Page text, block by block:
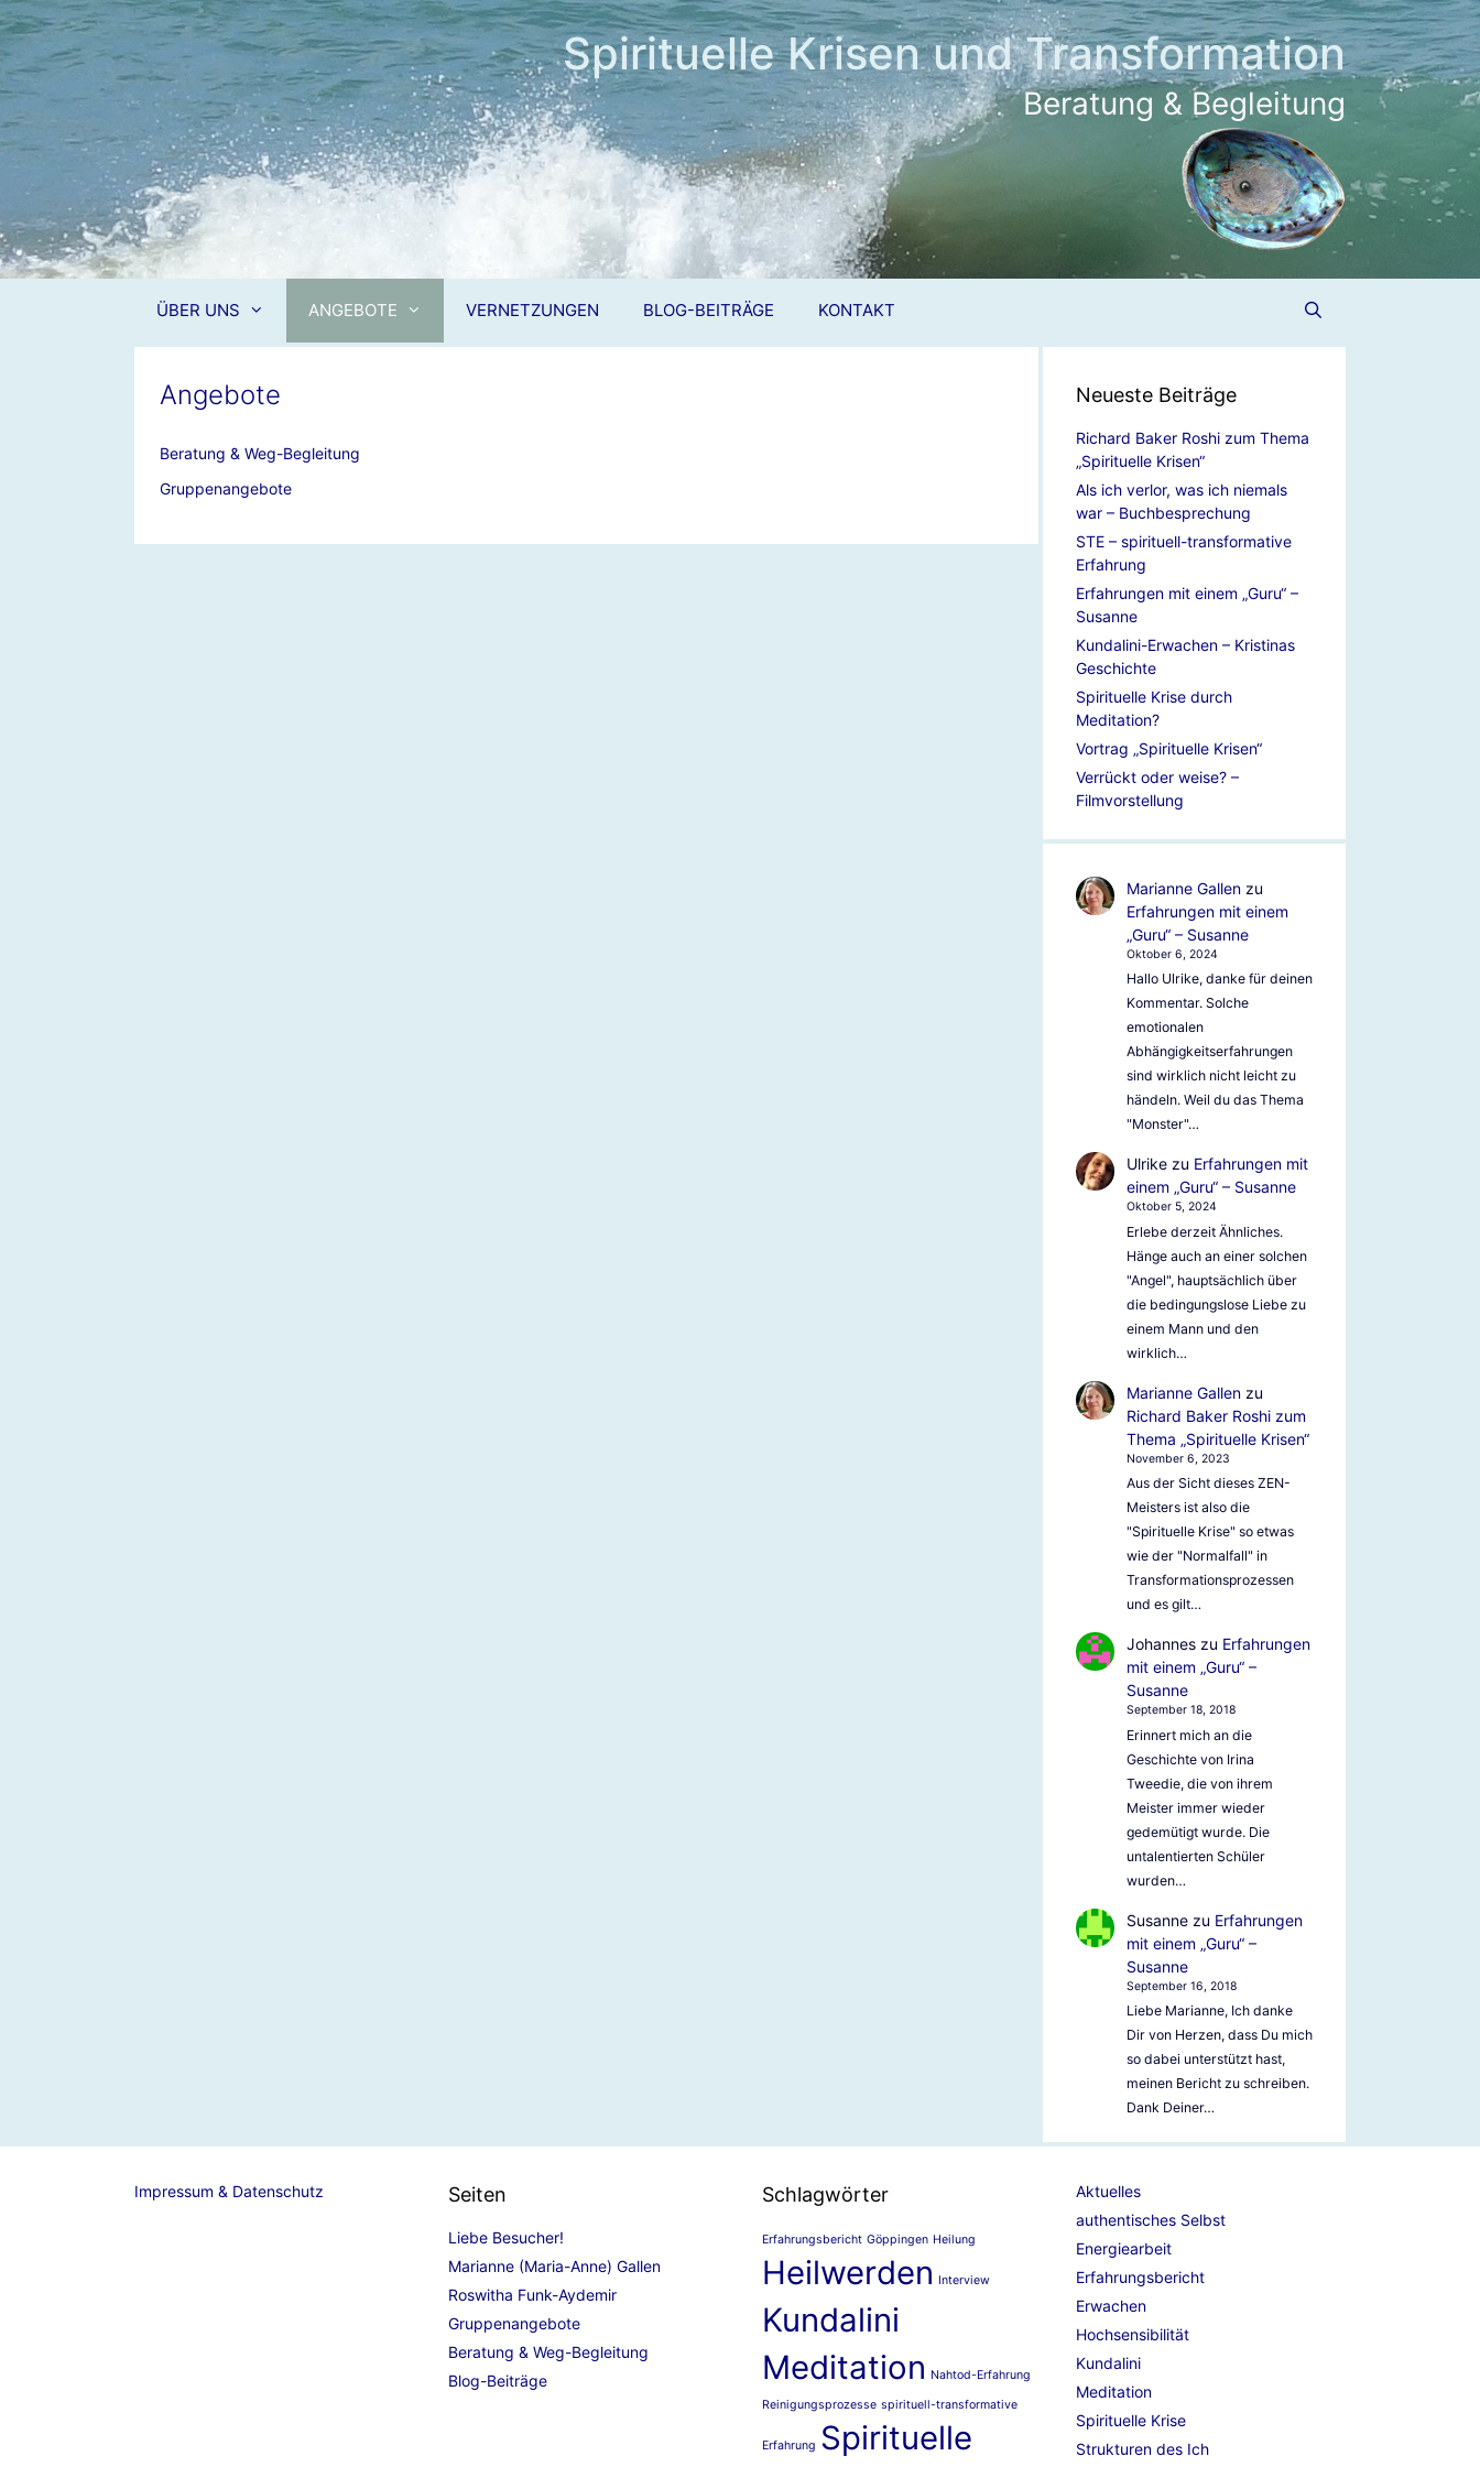
Zum
Inhalt
springen
Spirituelle Krisen und Transformation
Beratung & Begleitung
ÜBER UNS ANGEBOTE VERNETZUNGEN BLOG-BEITRÄGE KONTAKT
Angebote
Beratung & Weg-Begleitung
Gruppenangebote
Neueste Beiträge
Richard Baker Roshi zum Thema
„Spirituelle Krisen“
Als ich verlor, was ich niemals
war – Buchbesprechung
STE – spirituell-transformative
Erfahrung
Erfahrungen mit einem „Guru“ –
Susanne
Kundalini-Erwachen – Kristinas
Geschichte
Spirituelle Krise durch
Meditation?
Vortrag „Spirituelle Krisen“
Verrückt oder weise? –
Filmvorstellung
Marianne Gallenzu
Erfahrungen mit einem
„Guru“ – Susanne
Oktober 6, 2024
Hallo Ulrike, danke für deinen
Kommentar. Solche
emotionalen
Abhängigkeitserfahrungen
sind wirklich nicht leicht zu
händeln. Weil du das Thema
"Monster"…
Ulrikezu Erfahrungen mit
einem „Guru“ – Susanne
Oktober 5, 2024
Erlebe derzeit Ähnliches.
Hänge auch an einer solchen
"Angel", hauptsächlich über
die bedingungslose Liebe zu
einem Mann und den
wirklich…
Marianne Gallenzu
Richard Baker Roshi zum
Thema „Spirituelle Krisen“
November 6, 2023
Aus der Sicht dieses ZEN-
Meisters ist also die
"Spirituelle Krise" so etwas
wie der "Normalfall" in
Transformationsprozessen
und es gilt…
Johanneszu Erfahrungen
mit einem „Guru“ –
Susanne
September 18, 2018
Erinnert mich an die
Geschichte von Irina
Tweedie, die von ihrem
Meister immer wieder
gedemütigt wurde. Die
untalentierten Schüler
wurden…
Susannezu Erfahrungen
mit einem „Guru“ –
Susanne
September 16, 2018
Liebe Marianne, Ich danke
Dir von Herzen, dass Du mich
so dabei unterstützt hast,
meinen Bericht zu schreiben.
Dank Deiner…
Impressum & Datenschutz Seiten
Liebe Besucher!
Marianne (Maria-Anne) Gallen
Roswitha Funk-Aydemir
Gruppenangebote
Beratung & Weg-Begleitung
Blog-Beiträge
Schlagwörter
Erfahrungsbericht Göppingen Heilung
Heilwerden Interview
Kundalini
Meditation Nahtod-Erfahrung
Reinigungsprozesse spirituell-transformative
Erfahrung Spirituelle
Aktuelles
authentisches Selbst
Energiearbeit
Erfahrungsbericht
Erwachen
Hochsensibilität
Kundalini
Meditation
Spirituelle Krise
Strukturen des Ich